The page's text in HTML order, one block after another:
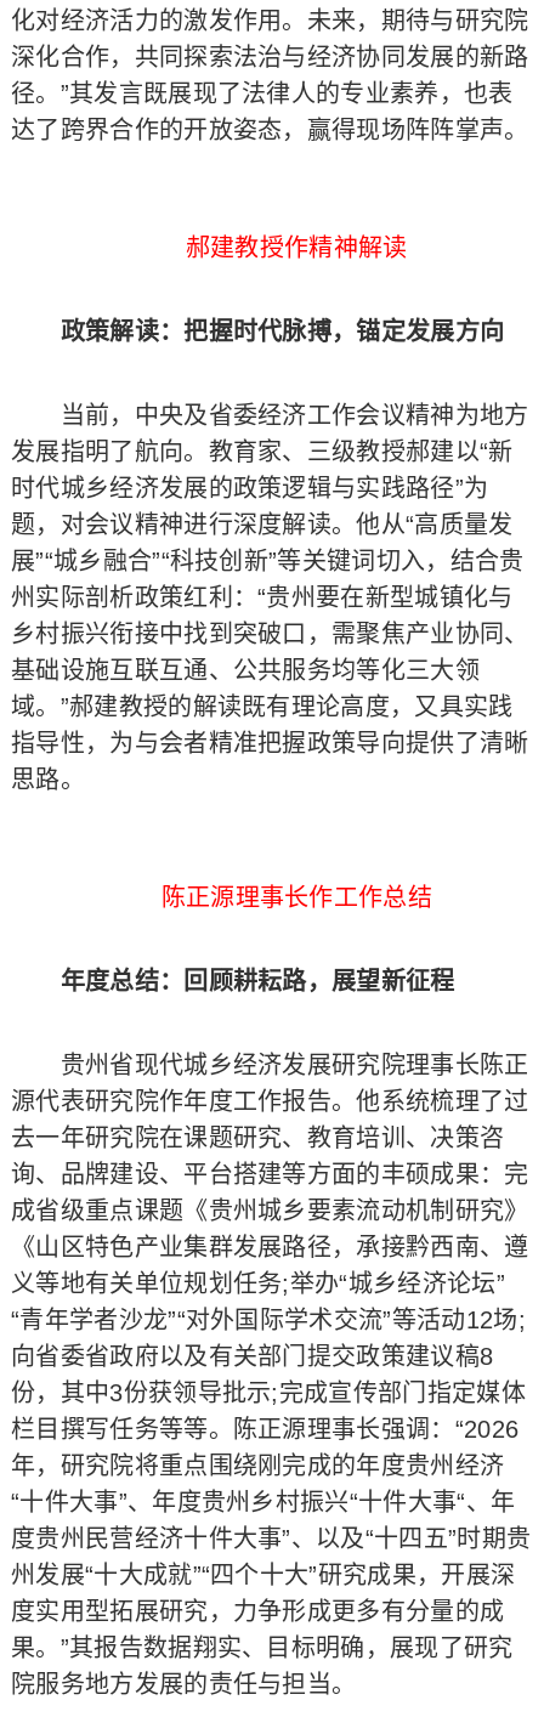
化对经济活力的激发作用。未来，期待与研究院
深化合作，共同探索法治与经济协同发展的新路
径。”其发言既展现了法律人的专业素养，也表
达了跨界合作的开放姿态，赢得现场阵阵掌声。
郝建教授作精神解读
政策解读：把握时代脉搏，锚定发展方向
当前，中央及省委经济工作会议精神为地方
发展指明了航向。教育家、三级教授郝建以“新
时代城乡经济发展的政策逻辑与实践路径”为
题，对会议精神进行深度解读。他从“高质量发
展”“城乡融合”“科技创新”等关键词切入，结合贵
州实际剖析政策红利：“贵州要在新型城镇化与
乡村振兴衔接中找到突破口，需聚焦产业协同、
基础设施互联互通、公共服务均等化三大领
域。”郝建教授的解读既有理论高度，又具实践
指导性，为与会者精准把握政策导向提供了清晰
思路。
陈正源理事长作工作总结
年度总结：回顾耕耘路，展望新征程
贵州省现代城乡经济发展研究院理事长陈正
源代表研究院作年度工作报告。他系统梳理了过
去一年研究院在课题研究、教育培训、决策咨
询、品牌建设、平台搭建等方面的丰硕成果：完
成省级重点课题《贵州城乡要素流动机制研究》
《山区特色产业集群发展路径，承接黔西南、遵
义等地有关单位规划任务;举办“城乡经济论坛”
“青年学者沙龙”“对外国际学术交流”等活动12场;
向省委省政府以及有关部门提交政策建议稿8
份，其中3份获领导批示;完成宣传部门指定媒体
栏目撰写任务等等。陈正源理事长强调：“2026
年，研究院将重点围绕刚完成的年度贵州经济
“十件大事”、年度贵州乡村振兴“十件大事“、年
度贵州民营经济十件大事”、以及“十四五”时期贵
州发展“十大成就”“四个十大”研究成果，开展深
度实用型拓展研究，力争形成更多有分量的成
果。”其报告数据翔实、目标明确，展现了研究
院服务地方发展的责任与担当。